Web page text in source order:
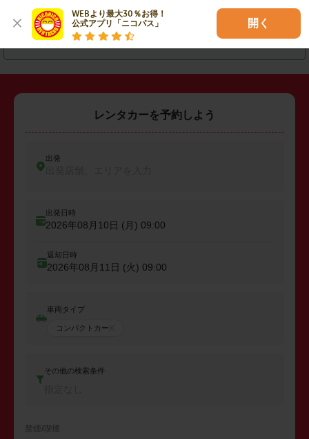
WEBより最大30％お得！
公式アプリ「ニコパス」
開く
佐賀市 ・唐津市 ・
武雄市 ・ 鹿島市 ・嬉野市
レンタカーを予約しよう
出発
出発日時
2026年08月10日 (月) 09:00
返却日時
2026年08月11日 (火) 09:00
車両タイプ
コンパクトカー
その他の検索条件
禁煙/喫煙